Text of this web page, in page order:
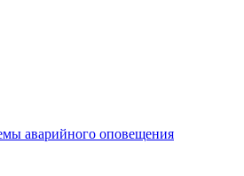
аварийного оповещения